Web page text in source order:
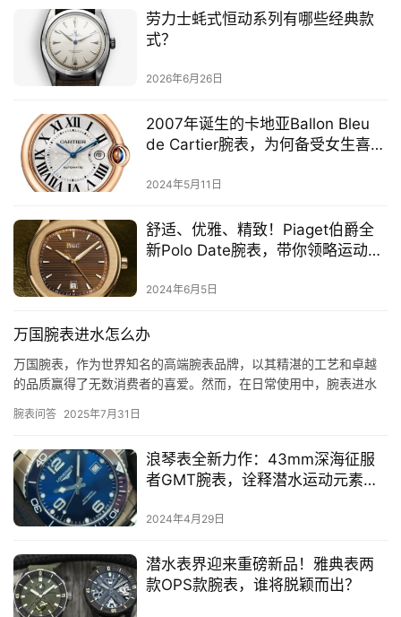
劳力士蚝式恒动系列有哪些经典款
式？
2026年6月26日
2007年诞生的卡地亚Ballon Bleu
de Cartier腕表，为何备受女生喜
2024年5月11日
舒适、优雅、精致！Piaget伯爵全
新Polo Date腕表，带你领略运动奢
2024年6月5日
万国腕表进水怎么办
万国腕表，作为世界知名的高端腕表品牌，以其精湛的工艺和卓越
的品质赢得了无数消费者的喜爱。然而，在日常使用中，腕表进水
将为您…
腕表问答 2025年7月31日
浪琴表全新力作：43mm深海征服
者GMT腕表，诠释潜水运动元素，
2024年4月29日
潜水表界迎来重磅新品！雅典表两
款OPS款腕表，谁将脱颖而出？